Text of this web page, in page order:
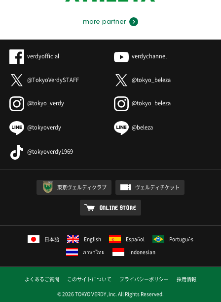
more partner
verdyofficial verdychannel
@TokyoVerdySTAFF @tokyo_beleza
@tokyo_verdy @tokyo_beleza
@tokyoverdy @beleza
@tokyoverdy1969
東京ヴェルディクラブ ヴェルディチケット
ONLINE STORE
日本語 English Español
Português
ภาษาไทย
Indonesian
よくあるご質問 このサイトについて プライバシーポリシー
採用情報
© 2026 TOKYO VERDY ,inc. All Rights Reserved.